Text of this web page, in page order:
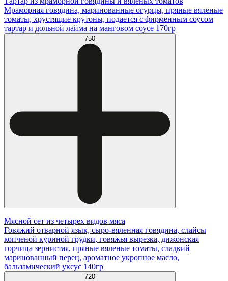
Мраморная говядина, маринованные огурцы, пряные вяленые
томаты, хрустящие крутоны, подается с фирменным соусом
тартар и дольной лайма на манговом соусе 170гр
750
Мясной сет из четырех видов мяса
Говяжий отварной язык, сыро-вяленная говядина, слайсы
копченой куриной грудки, говяжья вырезка, дижонская
горчица зернистая, пряные вяленые томаты, сладкий
маринованный перец, ароматное укропное масло,
бальзамический уксус 140гр
720